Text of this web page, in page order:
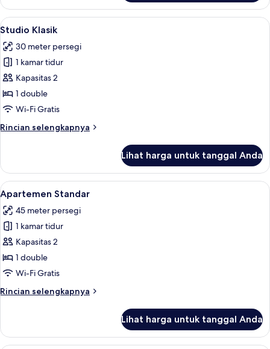
Studio
Superior
Lihat
semua
foto
untuk
Studio
Klasik
Studio Klasik | Area keluarga |
5
Studio Klasik
30 meter persegi
1 kamar tidur
Kapasitas 2
1 double
Wi-Fi Gratis
Rincian selengkapnya
Rincian
Studio
Klasik
Lihat harga untuk tanggal Anda
Lihat
semua
foto
untuk
Apartemen
Standar
Apartemen Standar | Area keluarga |
9
Apartemen Standar
45 meter persegi
1 kamar tidur
Kapasitas 2
1 double
Wi-Fi Gratis
Rincian selengkapnya
Rincian
Apartemen
Standar
Lihat harga untuk tanggal Anda